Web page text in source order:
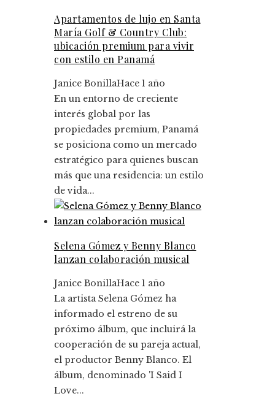
Apartamentos de lujo en Santa
María Golf & Country Club:
ubicación premium para vivir
con estilo en Panamá
Janice BonillaHace 1 año
En un entorno de creciente
interés global por las
propiedades premium, Panamá
se posiciona como un mercado
estratégico para quienes buscan
más que una residencia: un estilo
de vida...
Selena Gómez y Benny Blanco
lanzan colaboración musical
Janice BonillaHace 1 año
La artista Selena Gómez ha
informado el estreno de su
próximo álbum, que incluirá la
cooperación de su pareja actual,
el productor Benny Blanco. El
álbum, denominado 'I Said I
Love...